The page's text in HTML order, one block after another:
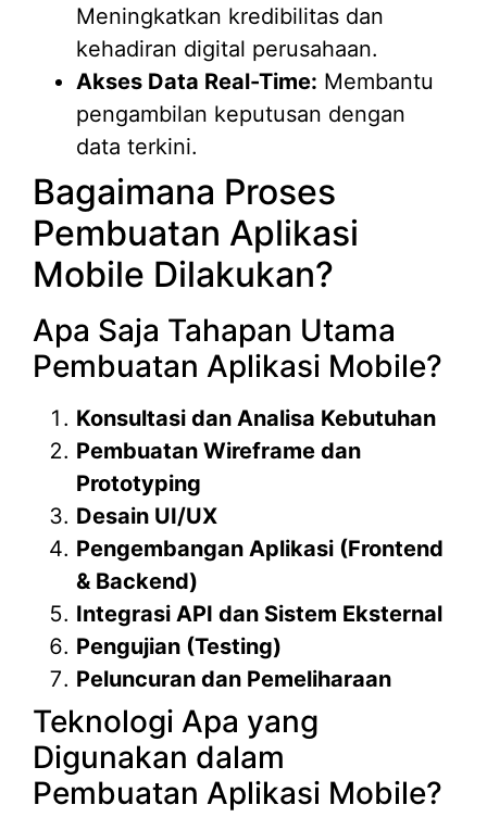
Meningkatkan kredibilitas dan
kehadiran digital perusahaan.
Akses Data Real-Time: Membantu
pengambilan keputusan dengan
data terkini.
Bagaimana Proses
Pembuatan Aplikasi
Mobile Dilakukan?
Apa Saja Tahapan Utama
Pembuatan Aplikasi Mobile?
Konsultasi dan Analisa Kebutuhan
Pembuatan Wireframe dan
Prototyping
Desain UI/UX
Pengembangan Aplikasi (Frontend
& Backend)
Integrasi API dan Sistem Eksternal
Pengujian (Testing)
Peluncuran dan Pemeliharaan
Teknologi Apa yang
Digunakan dalam
Pembuatan Aplikasi Mobile?